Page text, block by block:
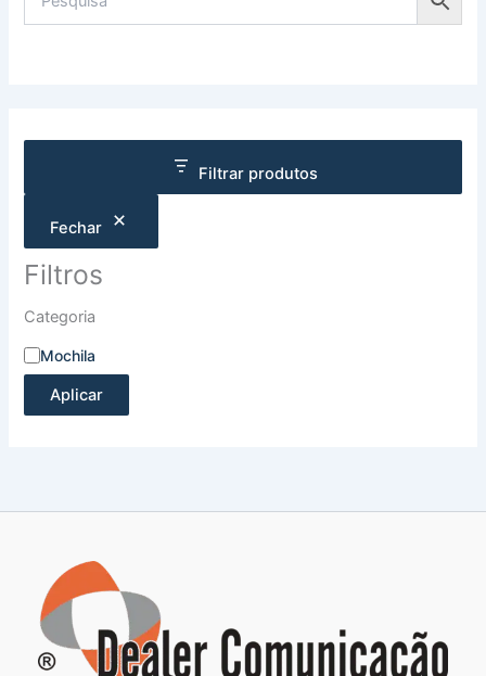
Filtrar produtos
Fechar
Filtros
Categoria
Mochila
Aplicar